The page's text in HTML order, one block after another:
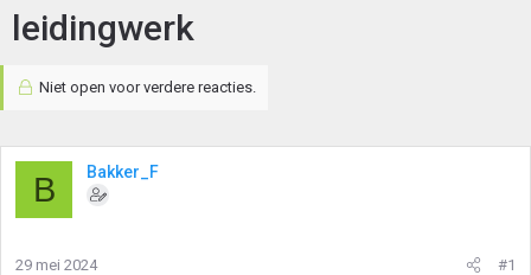
leidingwerk
Niet open voor verdere reacties.
B Bakker_F
29 mei 2024 #1